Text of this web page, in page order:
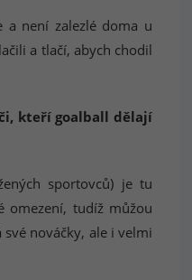
a není zalezlé doma u
a tlačí, abych chodil
kteří goalball dělají
sportovců) je tu
omezení, tudíž můžou
nováčky, ale i velmi